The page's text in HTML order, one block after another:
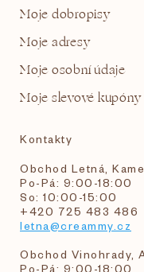
Moje dobropisy
Moje adresy
Moje osobní údaje
Moje slevové kupóny
Kontakty
Obchod Letná,
Po-Pá: 9:00-18:00
So: 10:00-15:00
+420 725 483 486
letna@creammy.cz
Obchod Vinohrady,
Po-Pá: 9:00-18:00